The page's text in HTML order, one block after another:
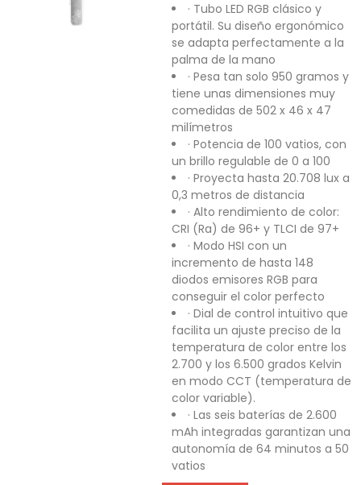
· Tubo LED RGB clásico y
portátil. Su diseño ergonómico
se adapta perfectamente a la
palma de la mano
· Pesa tan solo 950 gramos y
tiene unas dimensiones muy
comedidas de 502 x 46 x 47
milímetros
· Potencia de 100 vatios, con
un brillo regulable de 0 a 100
· Proyecta hasta 20.708 lux a
0,3 metros de distancia
· Alto rendimiento de color:
CRI (Ra) de 96+ y TLCI de 97+
· Modo HSI con un
incremento de hasta 148
diodos emisores RGB para
conseguir el color perfecto
· Dial de control intuitivo que
facilita un ajuste preciso de la
temperatura de color entre los
2.700 y los 6.500 grados Kelvin
en modo CCT (temperatura de
color variable).
· Las seis baterías de 2.600
mAh integradas garantizan una
autonomía de 64 minutos a 50
vatios